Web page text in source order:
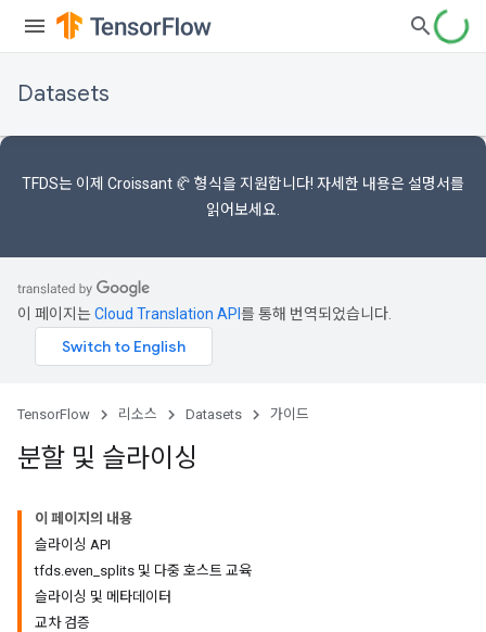
Datasets
TFDS는 이제 Croissant 🥐 형식을 지원합니다! 자세한 내용은 설명서를
읽어보세요.
이 페이지는Cloud Translation API 를 통해 번역되었습니다.
TensorFlow 리소스 Datasets 가이드
분할 및 슬라이싱
이 페이지의 내용
슬라이싱 API
tfds.even_splits 및 다중 호스트 교육
슬라이싱 및 메타데이터
교차 검증